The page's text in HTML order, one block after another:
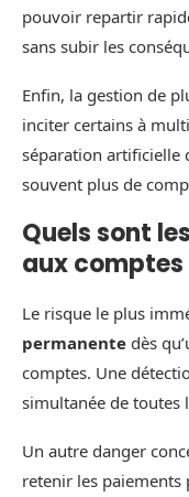
pouvoir repartir
sans subir les
Enfin, la gestion de
inciter certains à
séparation artificielle
souvent plus de
Quels sont
aux
Le risque le plus
permanente dès
comptes. Une
simultanée de toutes
Un autre danger
retenir les paiements